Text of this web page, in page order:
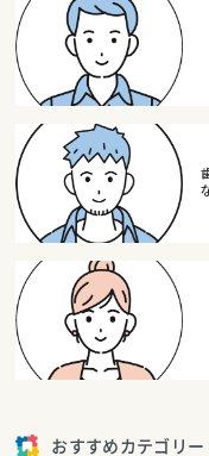
おすすめカテゴリー